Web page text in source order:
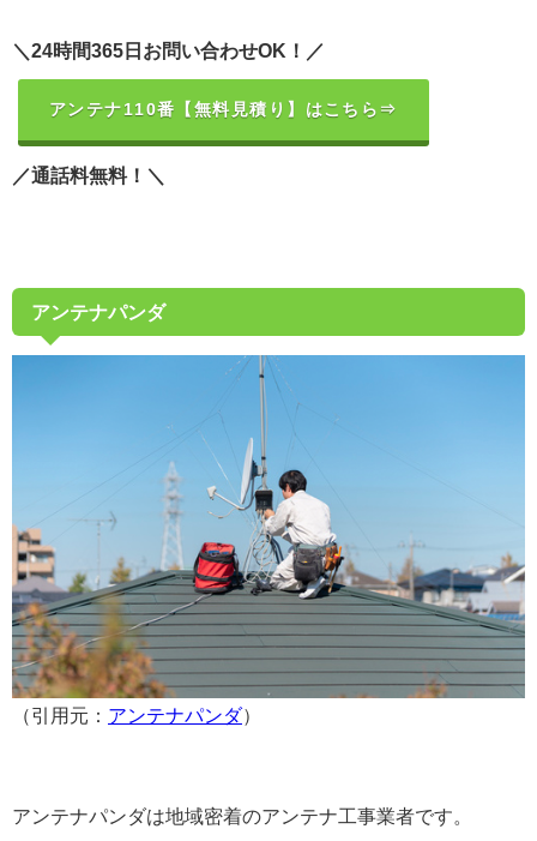
＼24時間365日お問い合わせOK！／
アンテナ110番【無料見積り】はこちら⇒
／通話料無料！＼
アンテナパンダ
（引用元： アンテナパンダ）
アンテナパンダは地域密着のアンテナ工事業者です。